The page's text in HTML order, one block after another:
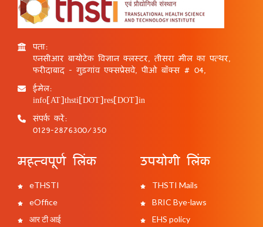
पता:
एनसीआर बायोटेक विज्ञान क्लस्टर, तीसरा मील का पत्थर,
फरीदाबाद - गुड़गांव एक्सप्रेसवे, पीओ बॉक्स # 04,
ईमेल:
info[AT]thsti[DOT]res[DOT]in
संपर्क करें:
0129-2876300/350
महत्वपूर्ण लिंक
eTHSTI
eOffice
आर टी आई
उपयोगी लिंक
THSTI Mails
BRIC Bye-laws
EHS policy